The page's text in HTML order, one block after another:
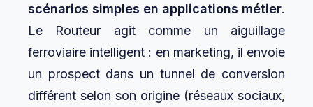
scénarios simples en applications métier.
Le Routeur agit comme un aiguillage
ferroviaire intelligent : en marketing, il envoie
un prospect dans un tunnel de conversion
différent selon son origine (réseaux sociaux,